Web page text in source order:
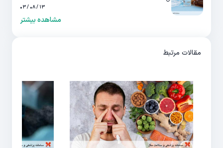
۱۳ / ۰۸ / ۰۳
مشاهده بیشتر
مقالات مرتبط